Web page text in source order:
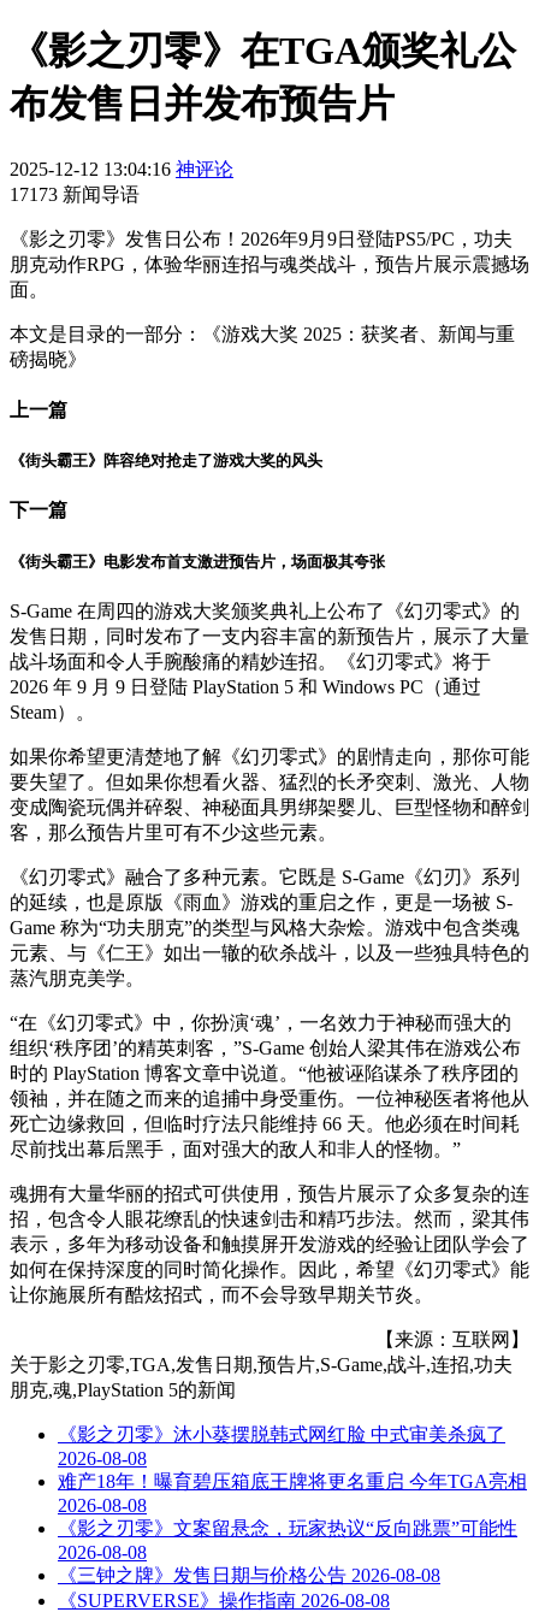
《影之刃零》在TGA颁奖礼公
布发售日并发布预告片
2025-12-12 13:04:16 神评论
17173 新闻导语
《影之刃零》发售日公布！2026年9月9日登陆PS5/PC，功夫
朋克动作RPG，体验华丽连招与魂类战斗，预告片展示震撼场
面。
本文是目录的一部分：《游戏大奖 2025：获奖者、新闻与重
磅揭晓》
上一篇
《街头霸王》阵容绝对抢走了游戏大奖的风头
下一篇
《街头霸王》电影发布首支激进预告片，场面极其夸张
S-Game 在周四的游戏大奖颁奖典礼上公布了《幻刃零式》的
发售日期，同时发布了一支内容丰富的新预告片，展示了大量
战斗场面和令人手腕酸痛的精妙连招。《幻刃零式》将于
2026 年 9 月 9 日登陆 PlayStation 5 和 Windows PC（通过
Steam）。
如果你希望更清楚地了解《幻刃零式》的剧情走向，那你可能
要失望了。但如果你想看火器、猛烈的长矛突刺、激光、人物
变成陶瓷玩偶并碎裂、神秘面具男绑架婴儿、巨型怪物和醉剑
客，那么预告片里可有不少这些元素。
《幻刃零式》融合了多种元素。它既是 S-Game《幻刃》系列
的延续，也是原版《雨血》游戏的重启之作，更是一场被 S-
Game 称为“功夫朋克”的类型与风格大杂烩。游戏中包含类魂
元素、与《仁王》如出一辙的砍杀战斗，以及一些独具特色的
蒸汽朋克美学。
“在《幻刃零式》中，你扮演‘魂’，一名效力于神秘而强大的
组织‘秩序团’的精英刺客，”S-Game 创始人梁其伟在游戏公布
时的 PlayStation 博客文章中说道。“他被诬陷谋杀了秩序团的
领袖，并在随之而来的追捕中身受重伤。一位神秘医者将他从
死亡边缘救回，但临时疗法只能维持 66 天。他必须在时间耗
尽前找出幕后黑手，面对强大的敌人和非人的怪物。”
魂拥有大量华丽的招式可供使用，预告片展示了众多复杂的连
招，包含令人眼花缭乱的快速剑击和精巧步法。然而，梁其伟
表示，多年为移动设备和触摸屏开发游戏的经验让团队学会了
如何在保持深度的同时简化操作。因此，希望《幻刃零式》能
让你施展所有酷炫招式，而不会导致早期关节炎。
【来源：互联网】
关于影之刃零,TGA,发售日期,预告片,S-Game,战斗,连招,功夫
朋克,魂,PlayStation 5的新闻
《影之刃零》沐小葵摆脱韩式网红脸 中式审美杀疯了
2026-08-08
难产18年！曝育碧压箱底王牌将更名重启 今年TGA亮相
2026-08-08
《影之刃零》文案留悬念，玩家热议“反向跳票”可能性
2026-08-08
《三钟之牌》发售日期与价格公告 2026-08-08
《SUPERVERSE》操作指南 2026-08-08